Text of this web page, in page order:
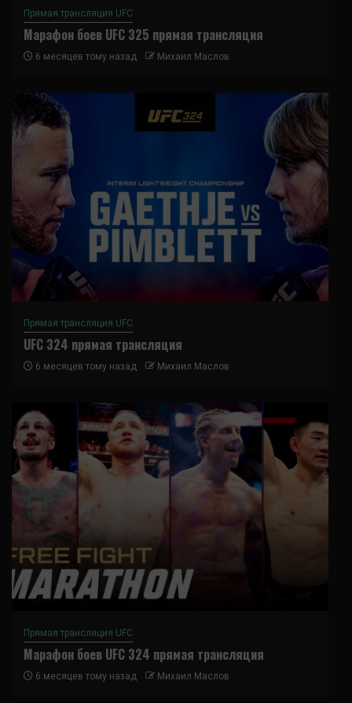
Прямая трансляция UFC
Марафон боев UFC 325 прямая трансляция
6 месяцев тому назад Михаил Маслов
Прямая трансляция UFC
UFC 324 прямая трансляция
6 месяцев тому назад Михаил Маслов
Прямая трансляция UFC
Марафон боев UFC 324 прямая трансляция
6 месяцев тому назад Михаил Маслов